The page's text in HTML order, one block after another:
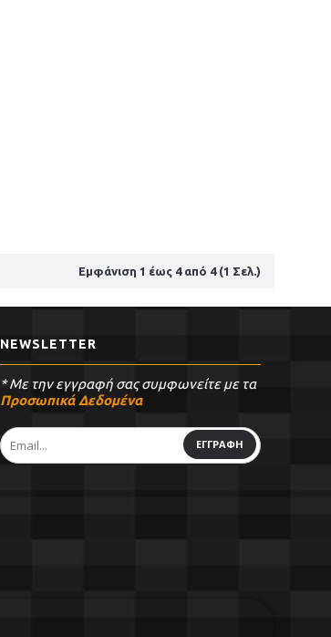
Εμφάνιση 1 έως 4 από 4 (1 Σελ.)
NEWSLETTER
* Με την εγγραφή σας συμφωνείτε με τα
Προσωπικά Δεδομένα
ΕΓΓΡΑΦΗ